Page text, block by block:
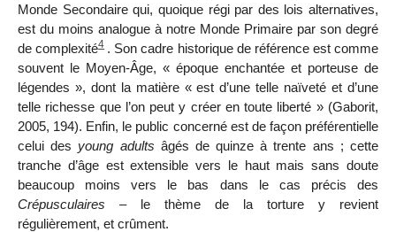
Monde Secondaire qui, quoique régi par des lois alternatives,
est du moins analogue à notre Monde Primaire par son degré
de complexité4 . Son cadre historique de référence est comme
souvent le Moyen-Âge, « époque enchantée et porteuse de
légendes », dont la matière « est d’une telle naïveté et d’une
telle richesse que l’on peut y créer en toute liberté » (Gaborit,
2005, 194). Enfin, le public concerné est de façon préférentielle
celui des young adults âgés de quinze à trente ans ; cette
tranche d’âge est extensible vers le haut mais sans doute
beaucoup moins vers le bas dans le cas précis des
Crépusculaires – le thème de la torture y revient
régulièrement, et crûment.